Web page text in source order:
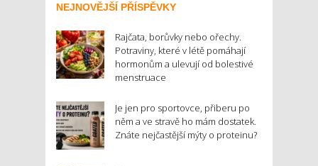
NEJNOVĚJŠÍ PŘÍSPĚVKY
Rajčata, borůvky nebo ořechy.
Potraviny, které v létě pomáhají
hormonům a ulevují od bolestivé
menstruace
Je jen pro sportovce, přiberu po
něm a ve stravě ho mám dostatek.
Znáte nejčastější mýty o proteinu?